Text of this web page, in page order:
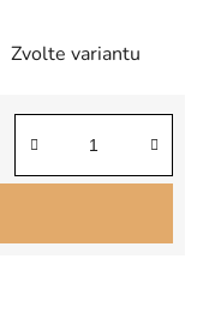
Zvolte variantu